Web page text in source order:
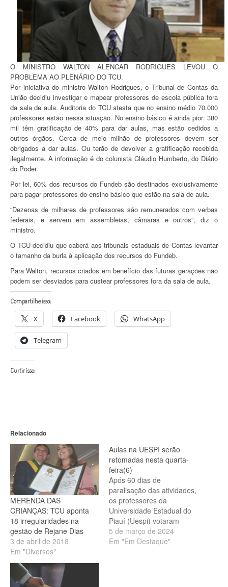
O MINISTRO WALTON ALENCAR RODRIGUES LEVOU O
PROBLEMA AO PLENÁRIO DO TCU.
Por iniciativa do ministro Walton Rodrigues, o Tribunal de Contas da
União decidiu investigar e mapear professores de escola pública fora
da sala de aula. Auditoria do TCU atesta que no ensino médio 70.000
professores estão nessa situação. No ensino básico é ainda pior: 380
mil têm gratificação de 40% para dar aulas, mas estão cedidos a
outros órgãos. Cerca de meio milhão de professores devem ser
obrigados a dar aulas. Ou terão de devolver a gratificação recebida
ilegalmente. A informação é do colunista Cláudio Humberto, do Diário
do Poder.
Por lei, 60% dos recursos do Fundeb são destinados exclusivamente
para pagar professores do ensino básico que estão na sala de aula.
“Dezenas de milhares de professores são remunerados com verbas
federais, e servem em assembleias, câmaras e outros”, diz o
ministro.
O TCU decidiu que caberá aos tribunais estaduais de Contas levantar
o tamanho da burla à aplicação dos recursos do Fundeb.
Para Walton, recursos criados em benefício das futuras gerações não
podem ser desviados para custear professores fora da sala de aula.
Compartilhe isso:
X Facebook WhatsApp
Telegram
Curtir isso:
Relacionado
MERENDA DAS
CRIANÇAS: TCU aponta
18 irregularidades na
gestão de Rejane Dias
3 de abril de 2018
Em "Diversos"
Aulas na UESPI serão
retomadas nesta quarta-
feira(6)
Após 60 dias de
paralisação das atividades,
os professores da
Universidade Estadual do
Piauí (Uespi) votaram
pelo fim da
greve durante assembleia
5 de março de 2024
Em "Em Destaque"